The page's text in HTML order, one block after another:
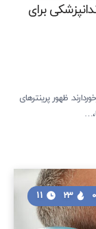
برای
ظهور پرینترهای
0
23